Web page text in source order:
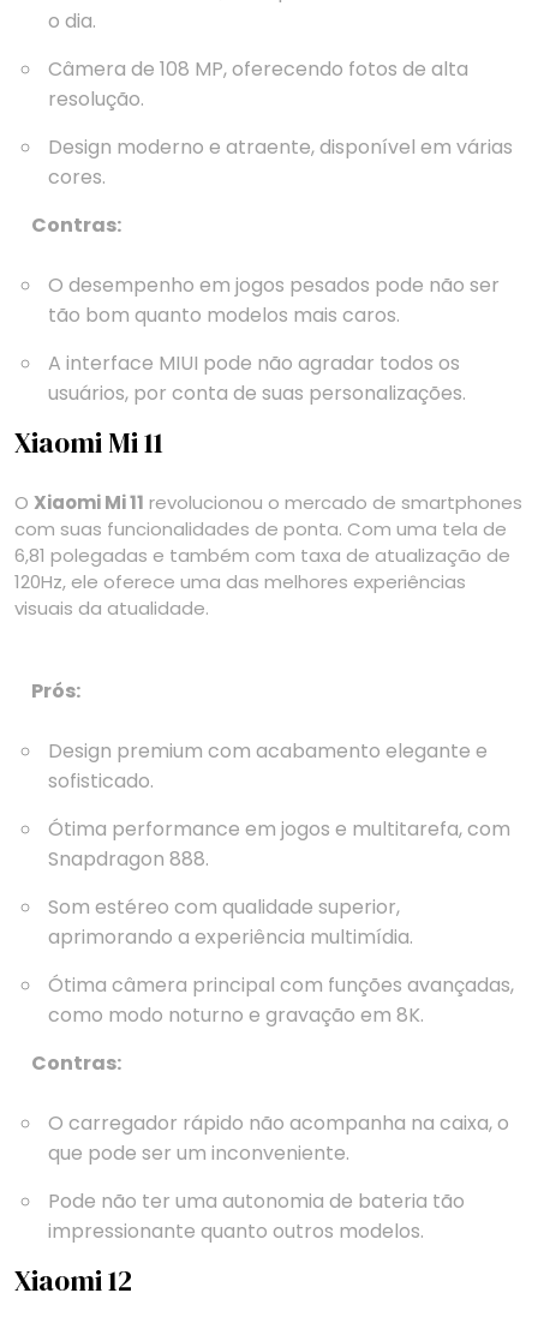
o dia.
Câmera de 108 MP, oferecendo fotos de alta
resolução.
Design moderno e atraente, disponível em várias
cores.
Contras:
O desempenho em jogos pesados pode não ser
tão bom quanto modelos mais caros.
A interface MIUI pode não agradar todos os
usuários, por conta de suas personalizações.
Xiaomi Mi 11
O Xiaomi Mi 11 revolucionou o mercado de smartphones
com suas funcionalidades de ponta. Com uma tela de
6,81 polegadas e também com taxa de atualização de
120Hz, ele oferece uma das melhores experiências
visuais da atualidade.
Prós:
Design premium com acabamento elegante e
sofisticado.
Ótima performance em jogos e multitarefa, com
Snapdragon 888.
Som estéreo com qualidade superior,
aprimorando a experiência multimídia.
Ótima câmera principal com funções avançadas,
como modo noturno e gravação em 8K.
Contras:
O carregador rápido não acompanha na caixa, o
que pode ser um inconveniente.
Pode não ter uma autonomia de bateria tão
impressionante quanto outros modelos.
Xiaomi 12